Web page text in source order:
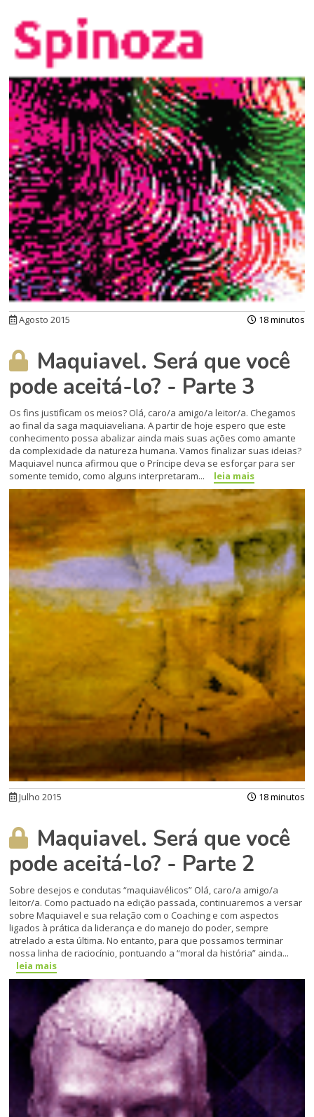
Agosto 2015 18 minutos
Maquiavel. Será que você
pode aceitá-lo? - Parte 3
Os fins justificam os meios? Olá, caro/a amigo/a leitor/a. Che­gamos
ao final da saga maquia­veliana. A partir de hoje espero que este
conhecimento possa abalizar ainda mais suas ações como amante
da complexidade da natureza humana. Vamos fi­nalizar suas ideias?
Maquiavel nunca afirmou que o Príncipe deva se esforçar para ser
somente temido, como al­guns interpretaram...
leia mais
Julho 2015 18 minutos
Maquiavel. Será que você
pode aceitá-lo? - Parte 2
Sobre desejos e condutas “maquiavélicos” Olá, caro/a amigo/a
leitor/a. Como pactuado na edição passada, continuaremos a versar
sobre Maquiavel e sua relação com o Coaching e com aspectos
ligados à prática da liderança e do manejo do poder, sempre
atrelado a esta última. No entanto, para que possamos terminar
nossa linha de raciocínio, pontuando a “moral da história” ainda...
leia mais